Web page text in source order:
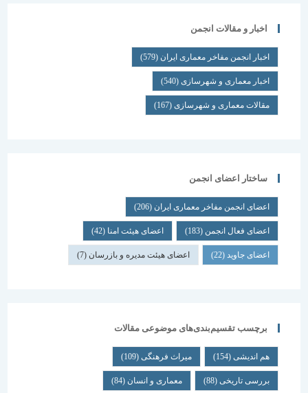
اخبار و مقالات انجمن
اخبار انجمن مفاخر معماری ایران (579)
اخبار معماری و شهرسازی(540)
مقالات معماری و شهرسازی(167)
ساختار اعضای انجمن
اعضای انجمن مفاخر معماری ایران (206)
اعضای فعال انجمن(183) اعضای هیئت امنا(42)
اعضای جاوید(22) اعضای هیئت مدیره و بازرسان(7)
برچسب تقسیم‌بندی‌های موضوعی مقالات
هم اندیشی (154) میراث فرهنگی (109)
بررسی تاریخی (88) معماری و انسان (84)